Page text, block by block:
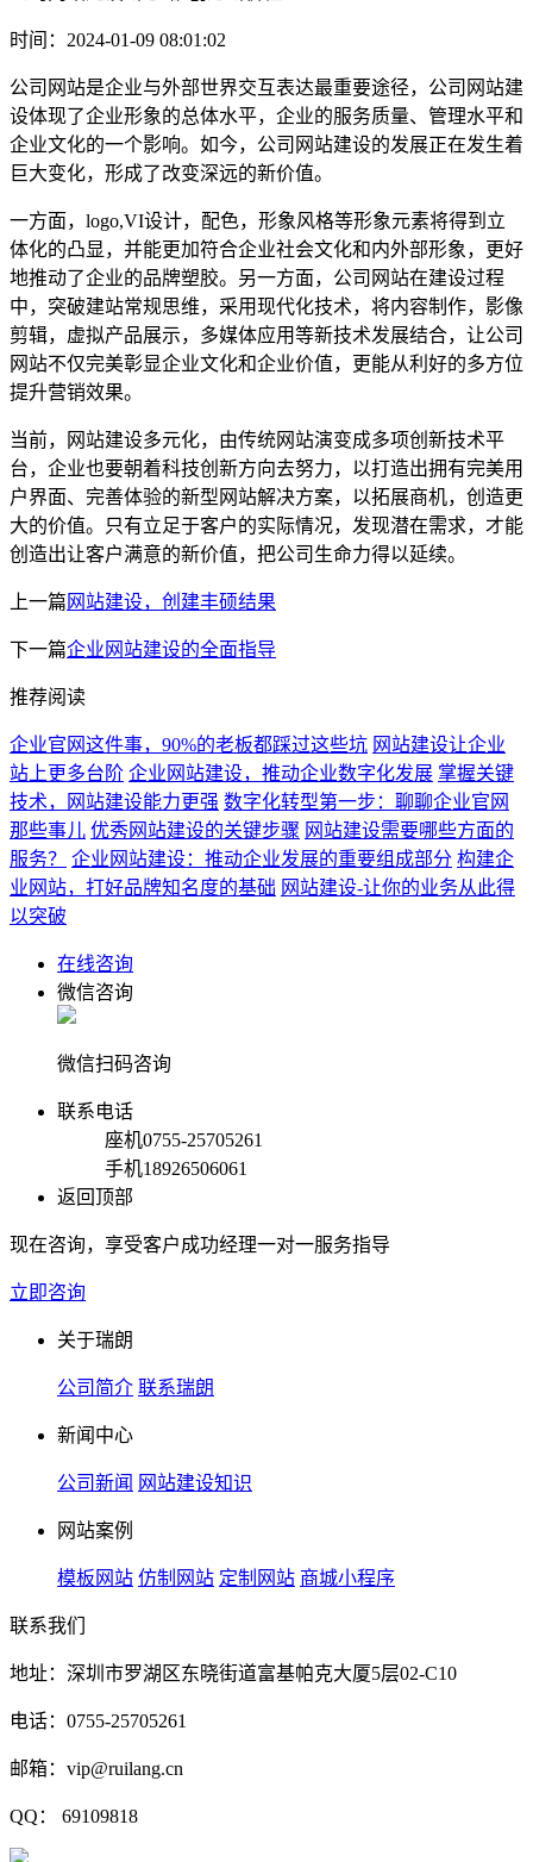
时间：2024-01-09 08:01:02
公司网站是企业与外部世界交互表达最重要途径，公司网站建
设体现了企业形象的总体水平，企业的服务质量、管理水平和
企业文化的一个影响。如今，公司网站建设的发展正在发生着
巨大变化，形成了改变深远的新价值。
一方面，logo,VI设计，配色，形象风格等形象元素将得到立
体化的凸显，并能更加符合企业社会文化和内外部形象，更好
地推动了企业的品牌塑胶。另一方面，公司网站在建设过程
中，突破建站常规思维，采用现代化技术，将内容制作，影像
剪辑，虚拟产品展示，多媒体应用等新技术发展结合，让公司
网站不仅完美彰显企业文化和企业价值，更能从利好的多方位
提升营销效果。
当前，网站建设多元化，由传统网站演变成多项创新技术平
台，企业也要朝着科技创新方向去努力，以打造出拥有完美用
户界面、完善体验的新型网站解决方案，以拓展商机，创造更
大的价值。只有立足于客户的实际情况，发现潜在需求，才能
创造出让客户满意的新价值，把公司生命力得以延续。
上一篇 网站建设，创建丰硕结果
下一篇企业网站建设的全面指导
推荐阅读
企业官网这件事，90%的老板都踩过这些坑 网站建设让企业
站上更多台阶 企业网站建设，推动企业数字化发展 掌握关键
技术，网站建设能力更强 数字化转型第一步：聊聊企业官网
那些事儿 优秀网站建设的关键步骤 网站建设需要哪些方面的
服务？
企业网站建设：推动企业发展的重要组成部分 构建企
业网站，打好品牌知名度的基础 网站建设-让你的业务从此得
以突破
在线咨询
微信咨询
微信扫码咨询
联系电话
座机0755-25705261
手机18926506061
返回顶部
现在咨询，享受客户成功经理一对一服务指导
立即咨询
关于瑞朗
公司简介 联系瑞朗
新闻中心
公司新闻 网站建设知识
网站案例
模板网站 仿制网站 定制网站 商城小程序
联系我们
地址：深圳市罗湖区东晓街道富基帕克大厦5层02-C10
电话：0755-25705261
邮箱：vip@ruilang.cn
QQ： 69109818